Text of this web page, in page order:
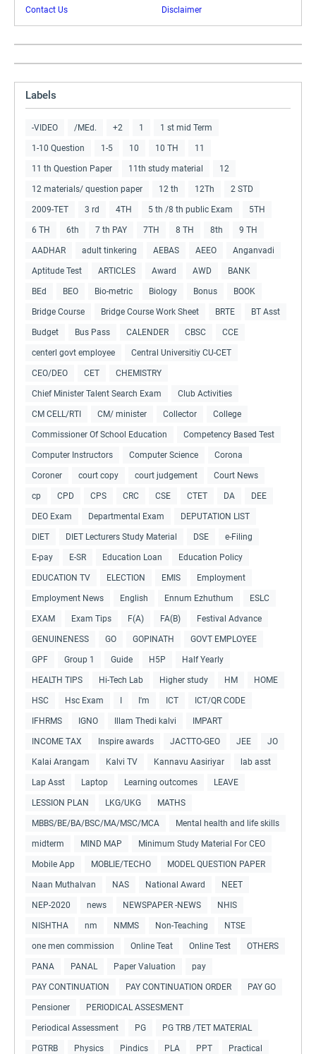
Contact Us Disclaimer
Labels
-VIDEO /MEd. +2 1 1 st mid Term
1-10 Question 1-5 10 10 TH 11
11 th Question Paper 11th study material 12
12 materials/ question paper 12 th 12Th 2 STD
2009-TET 3 rd 4TH 5 th /8 th public Exam 5TH
6 TH 6th 7 th PAY 7TH 8 TH 8th 9 TH
AADHAR adult tinkering AEBAS AEEO Anganvadi
Aptitude Test ARTICLES Award AWD BANK
BEd BEO Bio-metric Biology Bonus BOOK
Bridge Course Bridge Course Work Sheet BRTE BT Asst
Budget Bus Pass CALENDER CBSC CCE
centerl govt employee Central Universitiy CU-CET
CEO/DEO CET CHEMISTRY
Chief Minister Talent Search Exam Club Activities
CM CELL/RTI CM/ minister Collector College
Commissioner Of School Education Competency Based Test
Computer Instructors Computer Science Corona
Coroner court copy court judgement Court News
cp CPD CPS CRC CSE CTET DA DEE
DEO Exam Departmental Exam DEPUTATION LIST
DIET DIET Lecturers Study Material DSE e-Filing
E-pay E-SR Education Loan Education Policy
EDUCATION TV ELECTION EMIS Employment
Employment News English Ennum Ezhuthum ESLC
EXAM Exam Tips F(A) FA(B) Festival Advance
GENUINENESS GO GOPINATH GOVT EMPLOYEE
GPF Group 1 Guide H5P Half Yearly
HEALTH TIPS Hi-Tech Lab Higher study HM HOME
HSC Hsc Exam I'm ICT ICT/QR CODE
IFHRMS IGNO Illam Thedi kalvi IMPART
INCOME TAX Inspire awards JACTTO-GEO JEE JO
Kalai Arangam Kalvi TV Kannavu Aasiriyar lab asst
Lap Asst Laptop Learning outcomes LEAVE
LESSION PLAN LKG/UKG MATHS
MBBS/BE/BA/BSC/MA/MSC/MCA Mental health and life skills
midterm MIND MAP Minimum Study Material For CEO
Mobile App MOBLIE/TECHO MODEL QUESTION PAPER
Naan Muthalvan NAS National Award NEET
NEP-2020 news NEWSPAPER -NEWS NHIS
NISHTHA nm NMMS Non-Teaching NTSE
one men commission Online Teat Online Test OTHERS
PANA PANAL Paper Valuation pay
PAY CONTINUATION PAY CONTINUATION ORDER PAY GO
Pensioner PERIODICAL ASSESMENT
Periodical Assessment PG PG TRB /TET MATERIAL
PGTRB Physics Pindics PLA PPT Practical